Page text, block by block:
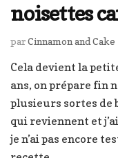
noisettes
parCinnamon and Cake
Cela devient la
ans, on prépare fin
plusieurs sortes de
qui reviennent et
je n’ai pas encore